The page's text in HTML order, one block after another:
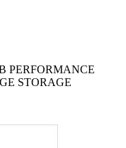
PERFORMANCE
STORAGE